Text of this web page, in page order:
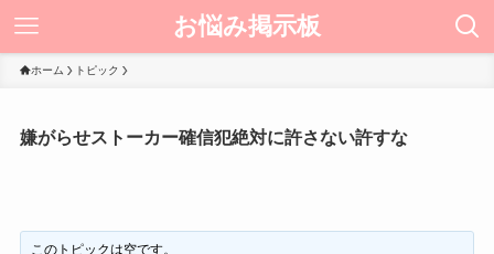
お悩み掲示板
ホーム トピック
嫌がらせストーカー確信犯絶対に許さない許すな
このトピックは空です。